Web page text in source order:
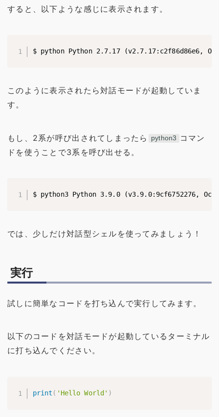
すると、以下ような感じに表示されます。
$ python Python 2.7.17 (v2.7.17:c2f86d86e6,
このように表示されたら対話モードが起動していま
す。
もし、2系が呼び出されてしまったら python3
コマン
ドを使うことで3系を呼び出せる。
$ python3 Python 3.9.0 (v3.9.0:9cf6752276,
では、少しだけ対話型シェルを使ってみましょう！
実行
試しに簡単なコードを打ち込んで実行してみます。
以下のコードを対話モードが起動しているターミナル
に打ち込んでください。
print ( 'Hello World' )